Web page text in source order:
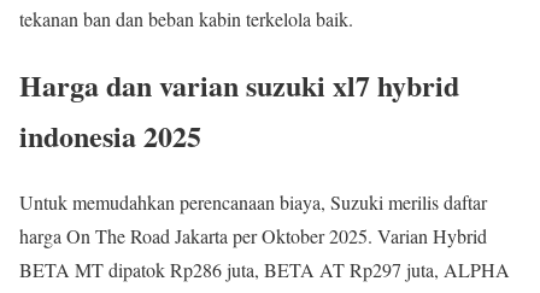
tekanan ban dan beban kabin terkelola baik.
Harga dan varian suzuki xl7 hybrid
indonesia 2025
Untuk memudahkan perencanaan biaya, Suzuki merilis daftar
harga On The Road Jakarta per Oktober 2025. Varian Hybrid
BETA MT dipatok Rp286 juta, BETA AT Rp297 juta, ALPHA